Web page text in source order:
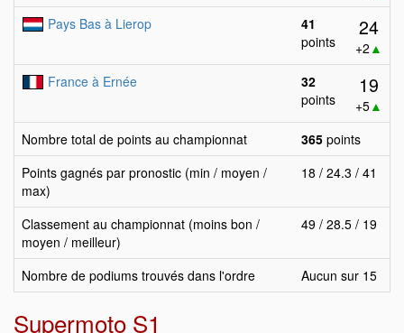
Pays Bas à Lierop
41
points
24
+2 ▲
France à Ernée
32
points
19
+5▲
Nombre total de points au championnat
365 points
Points gagnés par pronostic (min / moyen /
max)
18 / 24.3 / 41
Classement au championnat (moins bon /
moyen / meilleur)
49 / 28.5 / 19
Nombre de podiums trouvés dans l'ordre Aucun sur 15
Supermoto S1